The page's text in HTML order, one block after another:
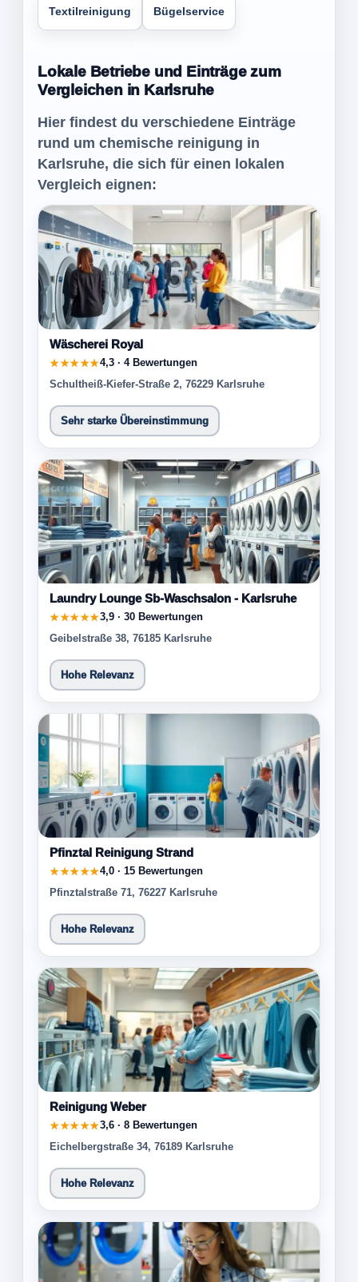
Textilreinigung Bügelservice
Lokale Betriebe und Einträge zum
Vergleichen in Karlsruhe
Hier findest du verschiedene Einträge
rund um chemische reinigung in
Karlsruhe, die sich für einen lokalen
Vergleich eignen:
Wäscherei Royal
★★★★★4,3 · 4 Bewertungen
Schultheiß-Kiefer-Straße 2, 76229 Karlsruhe
Sehr starke Übereinstimmung
Laundry Lounge Sb-Waschsalon - Karlsruhe
★★★★★3,9 · 30 Bewertungen
Geibelstraße 38, 76185 Karlsruhe
Hohe Relevanz
Pfinztal Reinigung Strand
★★★★★4,0 · 15 Bewertungen
Pfinztalstraße 71, 76227 Karlsruhe
Hohe Relevanz
Reinigung Weber
★★★★★3,6 · 8 Bewertungen
Eichelbergstraße 34, 76189 Karlsruhe
Hohe Relevanz